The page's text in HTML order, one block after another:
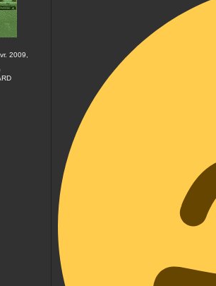
2009,